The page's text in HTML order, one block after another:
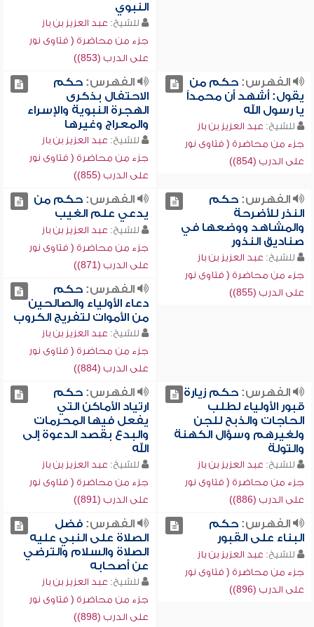
النبوي
للشيخ: عبد العزيز بن باز
جزء من محاضرة ( فتاوى نور
على الدرب (853))
الفهرس:حكم من
يقول: أشهد أن محمداً
يا رسول الله
للشيخ: عبد العزيز بن باز
جزء من محاضرة ( فتاوى نور
على الدرب (854))
الفهرس:حكم
الاحتفال بذكرى
الهجرة النبوية والإسراء
والمعراج وغيرها
للشيخ: عبد العزيز بن باز
جزء من محاضرة ( فتاوى نور
على الدرب (855))
الفهرس:حكم
النذر للأضرحة
والمشاهد ووضعها في
صناديق النذور
للشيخ: عبد العزيز بن باز
جزء من محاضرة ( فتاوى نور
على الدرب (855))
الفهرس:حكم من
يدعي علم الغيب
للشيخ: عبد العزيز بن باز
جزء من محاضرة ( فتاوى نور
على الدرب (871))
الفهرس:حكم
دعاء الأولياء والصالحين
من الأموات لتفريج الكروب
للشيخ: عبد العزيز بن باز
جزء من محاضرة ( فتاوى نور
على الدرب (884))
الفهرس:حكم زيارة
قبور الأولياء لطلب
الحاجات والذبح للجن
ولغيرهم وسؤال الكهنة
والتولة
للشيخ: عبد العزيز بن باز
جزء من محاضرة ( فتاوى نور
على الدرب (886))
الفهرس:حكم
ارتياد الأماكن التي
يفعل فيها المحرمات
والبدع بقصد الدعوة إلى
الله
للشيخ: عبد العزيز بن باز
جزء من محاضرة ( فتاوى نور
على الدرب (891))
الفهرس:حكم
البناء على القبور
للشيخ: عبد العزيز بن باز
جزء من محاضرة ( فتاوى نور
على الدرب (896))
الفهرس:فضل
الصلاة على النبي عليه
الصلاة والسلام والترضي
عن أصحابه
للشيخ: عبد العزيز بن باز
جزء من محاضرة ( فتاوى نور
على الدرب (898))